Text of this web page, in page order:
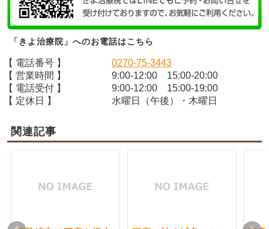
「きよ治療院」へのお電話はこちら
【 電話番号 】
0270-75-3443
【 営業時間 】
9:00-12:00 15:00-20:00
【 電話受付 】
9:00-12:00 15:00-19:00
【 定休日 】
水曜日（午後）・木曜日
関連記事